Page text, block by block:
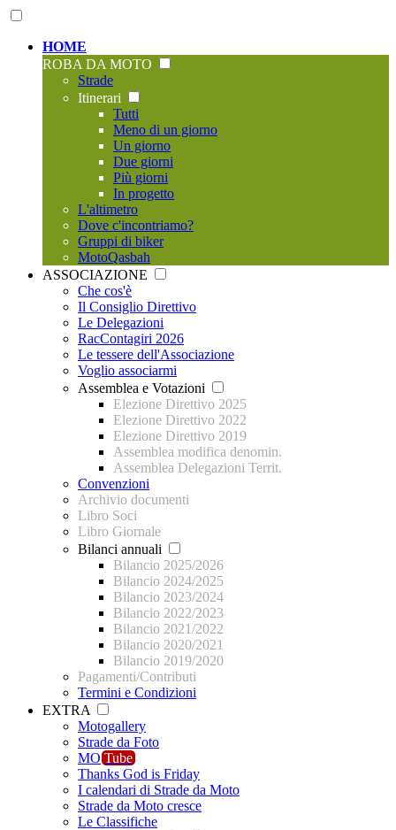
HOME
ROBA DA MOTO
Strade
Itinerari
Tutti
Meno di un giorno
Un giorno
Due giorni
Più giorni
In progetto
L'altimetro
Dove c'incontriamo?
Gruppi di biker
MotoQasbah
ASSOCIAZIONE
Che cos'è
Il Consiglio Direttivo
Le Delegazioni
RacContagiri 2026
Le tessere dell'Associazione
Voglio associarmi
Assemblea e Votazioni
Elezione Direttivo 2025
Elezione Direttivo 2022
Elezione Direttivo 2019
Assemblea modifica denomin.
Assemblea Delegazioni Territ.
Convenzioni
Archivio documenti
Libro Soci
Libro Giornale
Bilanci annuali
Bilancio 2025/2026
Bilancio 2024/2025
Bilancio 2023/2024
Bilancio 2022/2023
Bilancio 2021/2022
Bilancio 2020/2021
Bilancio 2019/2020
Pagamenti/Contributi
Termini e Condizioni
EXTRA
Motogallery
Strade da Foto
MO Tube
Thanks God is Friday
I calendari di Strade da Moto
Strade da Moto cresce
Le Classifiche